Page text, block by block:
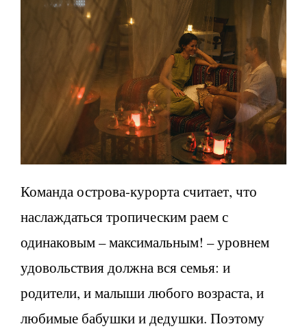
Команда острова-курорта считает, что
наслаждаться тропическим раем с
одинаковым – максимальным! – уровнем
удовольствия должна вся семья: и
родители, и малыши любого возраста, и
любимые бабушки и дедушки. Поэтому